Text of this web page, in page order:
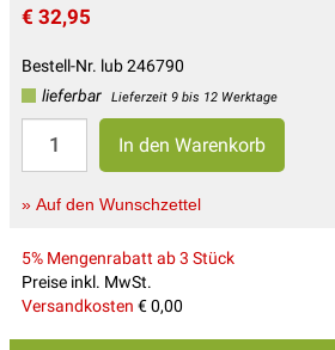
€ 32,95
Bestell-Nr. lub 246790
lieferbar
Lieferzeit 9 bis 12 Werktage
» Auf den Wunschzettel
5% Mengenrabatt ab 3 Stück
Preise inkl. MwSt.
Versandkosten € 0,00